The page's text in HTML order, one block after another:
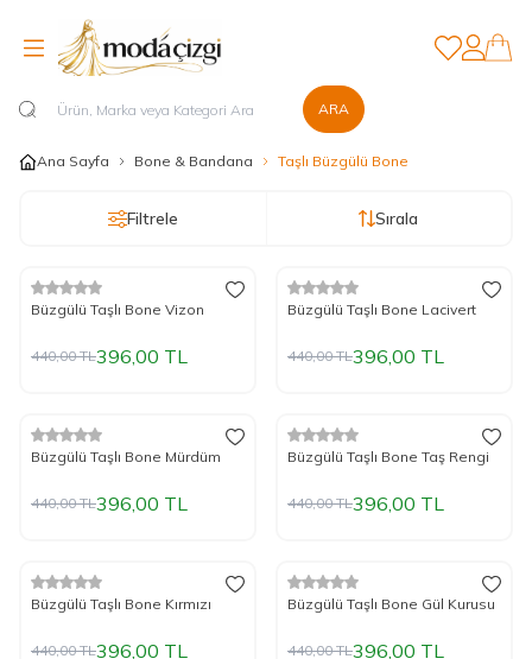
ARA
Hesabım
Favorilerim
Ana Sayfa Bone & Bandana Taşlı Büzgülü Bone
Filtrele Sırala
%10İndirim
Yeni
Büzgülü Taşlı Bone Vizon
440,00TL396,00 TL
%10İndirim
Yeni
Büzgülü Taşlı Bone Lacivert
440,00TL396,00 TL
%10İndirim
Yeni
Büzgülü Taşlı Bone Mürdüm
440,00TL396,00 TL
%10İndirim
Yeni
Büzgülü Taşlı Bone Taş Rengi
440,00TL396,00 TL
%10İndirim
Yeni
Büzgülü Taşlı Bone Kırmızı
440,00TL396,00 TL
%10İndirim
Yeni
Büzgülü Taşlı Bone Gül Kurusu
440,00TL396,00 TL